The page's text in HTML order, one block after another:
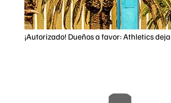
¡Autorizado! Dueños a favor: Athletics